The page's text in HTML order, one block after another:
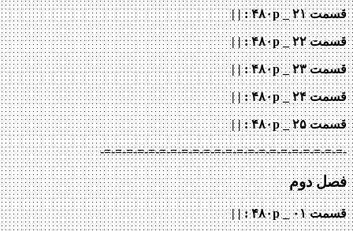
قسمت ۲۱ _ ۴۸۰p : | |
قسمت ۲۲ _ ۴۸۰p : | |
قسمت ۲۳ _ ۴۸۰p : | |
قسمت ۲۴ _ ۴۸۰p : | |
قسمت ۲۵ _ ۴۸۰p : | |
-=-=-=-=-=-=-=-=-=-=-=-=-=-=-=-=-=-=-=-=-=-=-
فصل دوم
قسمت ۰۱ _ ۴۸۰p : | |